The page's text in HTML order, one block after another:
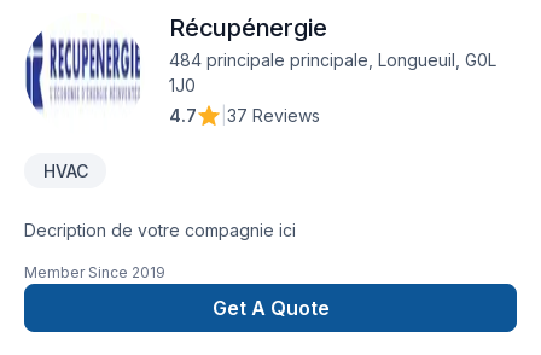
Récupénergie
484 principale principale, Longueuil, G0L
1J0
4.7
37 Reviews
HVAC
Decription de votre compagnie ici
Member Since 2019
Get A Quote